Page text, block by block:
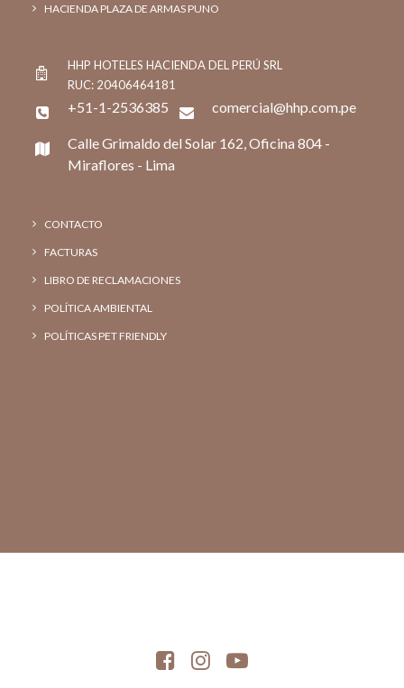
HACIENDA PLAZA DE ARMAS PUNO
HHP HOTELES HACIENDA DEL PERÚ SRL
RUC: 20406464181
+51-1-2536385 comercial@hhp.com.pe
Calle Grimaldo del Solar 162, Oficina 804 -
Miraflores - Lima
CONTACTO
FACTURAS
LIBRO DE RECLAMACIONES
POLÍTICA AMBIENTAL
POLÍTICAS PET FRIENDLY